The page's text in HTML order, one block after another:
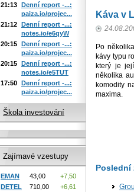
Káva v
Po
kávy typu
který je
několika
komodity
maxima.
Poslední
21:13 Denní report -...:
paiza.io/projec...
21:12 Denní report -...:
notes.io/e6qyW
20:15 Denní report -...:
paiza.io/projec...
20:15 Denní report -...:
notes.io/e5TUT
17:50 Denní report -...:
paiza.io/projec...
Škola investování
Zajímavé vzestupy
EMAN 43,00
+7,50
DETEL
710,00
+6,61